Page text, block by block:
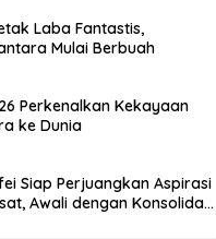
Laba Fantastis,
Mulai Berbuah
Perkenalkan Kekayaan
ke Dunia
Siap Perjuangkan Aspirasi
Awali dengan Konsolidasi